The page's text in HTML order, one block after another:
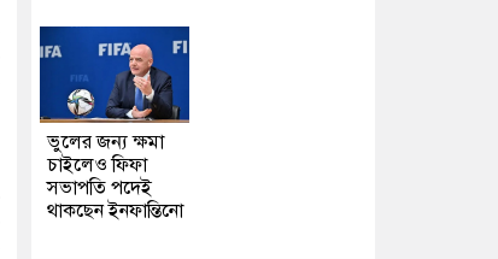
ভুলের জন্য ক্ষমা
চাইলেও ফিফা
সভাপতি পদেই
থাকছেন ইনফান্তিনো